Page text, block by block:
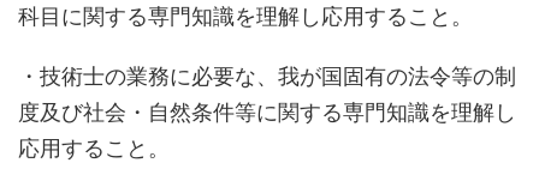
科目に関する専門知識を理解し応用すること。
・技術士の業務に必要な、我が国固有の法令等の制
度及び社会・自然条件等に関する専門知識を理解し
応用すること。